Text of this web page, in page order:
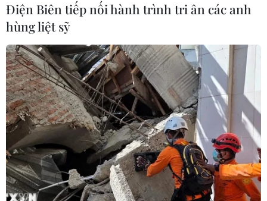
Điện Biên tiếp nối hành trình tri ân các anh
hùng liệt sỹ